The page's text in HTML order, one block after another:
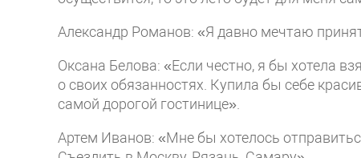
Александр Романов: «Я давно мечтаю
Оксана Белова: «Если честно, я бы хотела
о своих обязанностях. Купила бы себе
самой дорогой гостинице».
Артем Иванов: «Мне бы хотелось